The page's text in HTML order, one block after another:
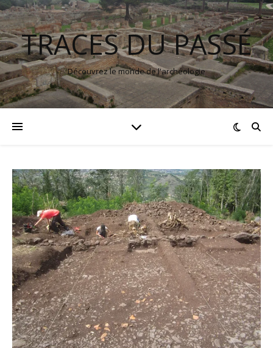
TRACES DU PASSÉ
Découvrez le monde de l'archéologie